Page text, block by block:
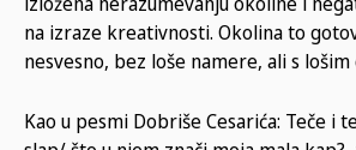
na izraze kreativnosti. Okolina to
nesvesno, bez loše namere, ali s
Kao u pesmi Dobriše Cesarića: Teče i